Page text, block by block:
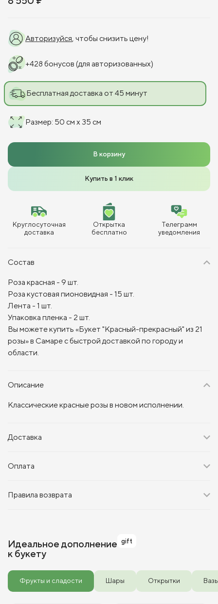
Авторизуйся, чтобы снизить цену!
+428 бонусов (для авторизованных)
Бесплатная доставка от 45 минут
Размер: 50 см x 35 см
В корзину
Купить в 1 клик
Круглосуточная
доставка
Открытка
бесплатно
Телеграмм
уведомления
Состав
Роза красная - 9 шт.
Роза кустовая пионовидная - 15 шт.
Лента - 1 шт.
Упаковка пленка - 2 шт.
Вы можете купить «Букет "Красный-прекрасный" из 21
розы» в Самаре с быстрой доставкой по городу и
области.
Описание
Классические красные розы в новом исполнении.
Доставка
Оплата
Правила возврата
Идеальное дополнение
к букету
gift
Фрукты и сладости Шары Открытки